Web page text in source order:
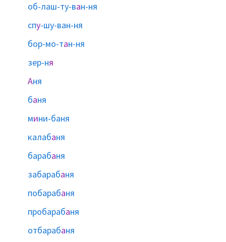
об-лаш-ту-ван-ня
спу-шу-ван-ня
бор-мо-тан-ня
зер-ня
Аня
баня
мини-баня
калабаня
барабаня
забарабаня
побарабаня
пробарабаня
отбарабаня